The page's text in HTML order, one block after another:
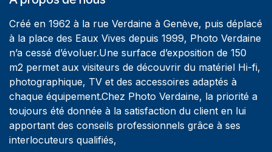
Créé en 1962 à la rue Verdaine à Genève, puis déplacé
à la place des Eaux Vives depuis 1999, Photo Verdaine
n’a cessé d’évoluer.Une surface d’exposition de 150
m2 permet aux visiteurs de découvrir du matériel Hi-fi,
photographique, TV et des accessoires adaptés à
chaque équipement.Chez Photo Verdaine, la priorité a
toujours été donnée à la satisfaction du client en lui
apportant des conseils professionnels grâce à ses
interlocuteurs qualifiés,